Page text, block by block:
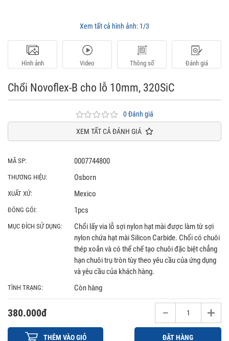
Xem tất cả hình ảnh: 1/3
Hình ảnh Video Thông số Đánh giá
Chổi Novoflex-B cho lỗ 10mm, 320SiC
0 Đánh giá
XEM TẤT CẢ ĐÁNH GIÁ
MÃ SP: 0007744800
THƯƠNG HIỆU: Osborn
XUẤT XỨ: Mexico
ĐÓNG GÓI: 1pcs
MỤC ĐÍCH SỬ DỤNG:
Chổi lấy via lỗ sợi nylon hạt mài được làm từ sợi
nylon chứa hạt mài Silicon Carbide. Chổi có chuôi
thép xoắn và có thể chế tạo chuôi đặc biệt chẳng
hạn chuôi trụ tròn tùy theo yêu cầu của ứng dụng
và yêu cầu của khách hàng.
TÌNH TRẠNG: Còn hàng
380.000đ
THÊM VÀO GIỎ ĐẶT HÀNG